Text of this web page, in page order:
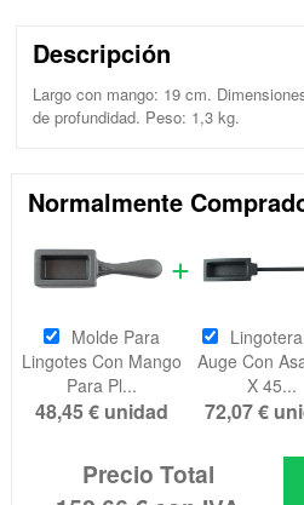
Descripción
Largo con mango: 19 cm.
de profundidad. Peso: 1,3 kg.
Normalmente
Molde Para
Lingotes Con Mango
Para Pl...
48,45 € unidad
Auge Con
X 45...
72,07 €
Precio Total